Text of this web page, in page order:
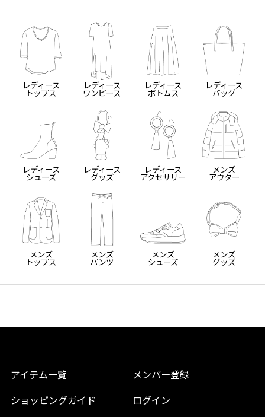
レディース
トップス
レディース
ワンピース
レディース
ボトムス
レディース
バッグ
レディース
シューズ
レディース
グッズ
レディース
アクセサリー
メンズ
アウター
メンズ
トップス
メンズ
パンツ
メンズ
シューズ
メンズ
グッズ
アイテム一覧
ショッピングガイド
メンバー登録
ログイン